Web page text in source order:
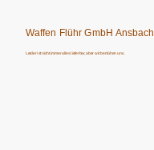
Waffen Flühr GmbH Ansbach
Leider ist nicht immer alles lieferbar, aber wir bemühen uns.